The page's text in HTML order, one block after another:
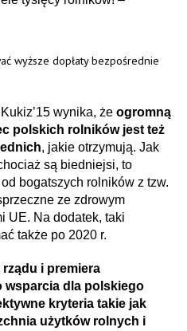
wyższe dopłaty bezpośrednie
wynika, że ogromną
polskich rolników jest też
, jakie otrzymują. Jak
są biedniejsi, to
bogatszych rolników z tzw.
ze zdrowym
UE. Na dodatek, taki
także po 2020 r.
i premiera
wsparcia dla polskiego
kryteria takie jak
użytków rolnych i